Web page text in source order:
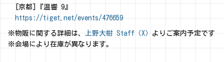
[京都]『温響 9』
https://tiget.net/events/476659
※物販に関する詳細は、 上野大樹 Staff（X） よりご案内予定です
※会場により在庫が異なります。